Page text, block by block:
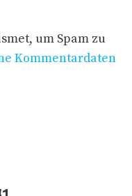
um Spam zu
Kommentardaten